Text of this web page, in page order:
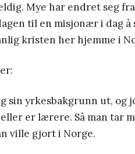
Mye har endret seg
til en misjonær i dag å
kristen her hjemme i
sin yrkesbakgrunn ut, og
er lærere. Så man tar
ville gjort i Norge.